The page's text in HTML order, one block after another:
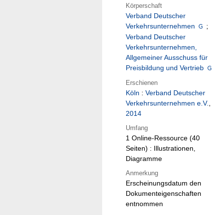
Körperschaft
Verband Deutscher
Verkehrsunternehmen
;
Verband Deutscher
Verkehrsunternehmen,
Allgemeiner Ausschuss für
Preisbildung und Vertrieb
Erschienen
Köln : Verband Deutscher
Verkehrsunternehmen e.V.,
2014
Umfang
1 Online-Ressource (40
Seiten) : Illustrationen,
Diagramme
Anmerkung
Erscheinungsdatum den
Dokumenteigenschaften
entnommen